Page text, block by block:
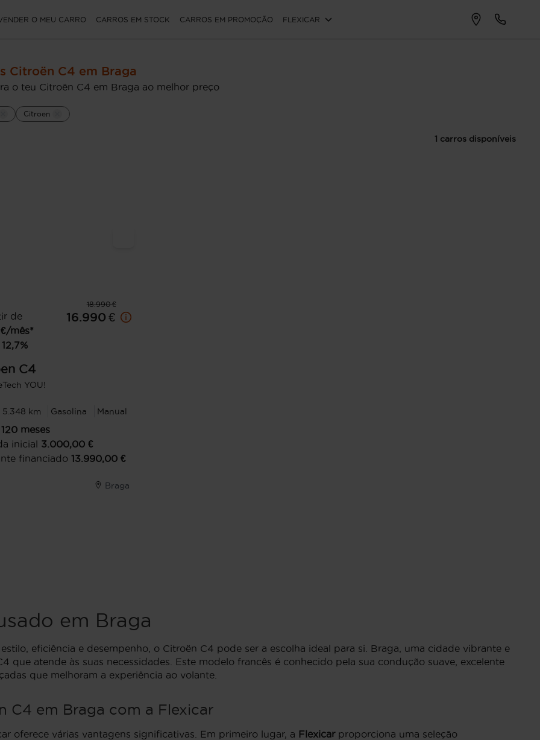
O MEU CARRO CARROS EM STOCK CARROS EM PROMOÇÃO FLEXICAR
Citroën C4 em Braga
o teu Citroën C4 em Braga ao melhor preço
Citroen
1 carros disponíveis
18.990 €
de
€/mês*
12,7%
16.990 €
C4
YOU!
5.348 km Gasolina Manual
120 meses
inicial 3.000,00 €
financiado 13.990,00 €
Braga
em Braga
eficiência e desempenho, o Citroën C4 pode ser a escolha ideal para si. Braga, uma cidade vibrante e
que atende às suas necessidades. Este modelo francês é conhecido pela sua condução suave, excelente
que melhoram a experiência ao volante.
C4 em Braga com a Flexicar
oferece várias vantagens significativas. Em primeiro lugar, a Flexicarproporciona uma seleção